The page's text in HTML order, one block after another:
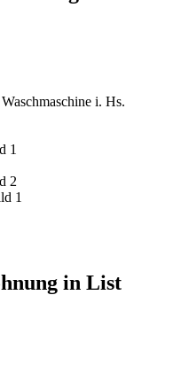
i. Hs.
in List